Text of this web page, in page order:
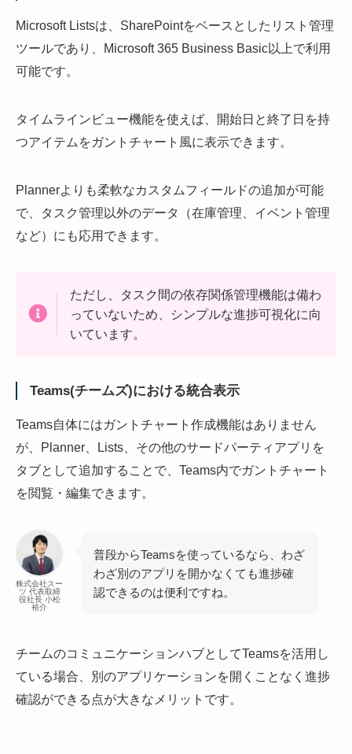
Microsoft Listsは、SharePointをベースとしたリスト管理
ツールであり、Microsoft 365 Business Basic以上で利用
可能です。
タイムラインビュー機能を使えば、開始日と終了日を持
つアイテムをガントチャート風に表示できます。
Plannerよりも柔軟なカスタムフィールドの追加が可能
で、タスク管理以外のデータ（在庫管理、イベント管理
など）にも応用できます。
ただし、タスク間の依存関係管理機能は備わ
っていないため、シンプルな進捗可視化に向
いています。
Teams(チームズ)における統合表示
Teams自体にはガントチャート作成機能はありません
が、Planner、Lists、その他のサードパーティアプリを
タブとして追加することで、Teams内でガントチャート
を閲覧・編集できます。
株式会社スー
ツ 代表取締
役社長 小松
裕介
普段からTeamsを使っているなら、わざ
わざ別のアプリを開かなくても進捗確
認できるのは便利ですね。
チームのコミュニケーションハブとしてTeamsを活用し
ている場合、別のアプリケーションを開くことなく進捗
確認ができる点が大きなメリットです。